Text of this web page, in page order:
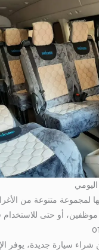
لمجموعة متنوعة من
موظفين، أو حتى للاستخدام
شراء سيارة جديدة، يوفر